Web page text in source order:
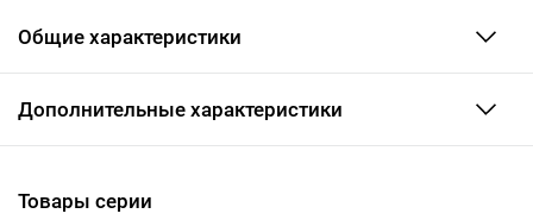
Общие характеристики
Дополнительные характеристики
Товары серии